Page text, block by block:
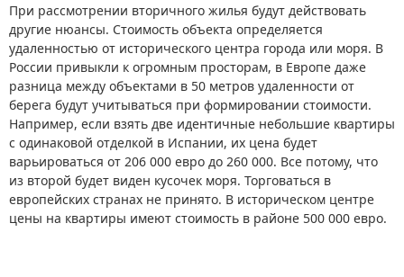
При рассмотрении вторичного жилья будут действовать
другие нюансы. Стоимость объекта определяется
удаленностью от исторического центра города или моря. В
России привыкли к огромным просторам, в Европе даже
разница между объектами в 50 метров удаленности от
берега будут учитываться при формировании стоимости.
Например, если взять две идентичные небольшие квартиры
с одинаковой отделкой в Испании, их цена будет
варьироваться от 206 000 евро до 260 000. Все потому, что
из второй будет виден кусочек моря. Торговаться в
европейских странах не принято. В историческом центре
цены на квартиры имеют стоимость в районе 500 000 евро.